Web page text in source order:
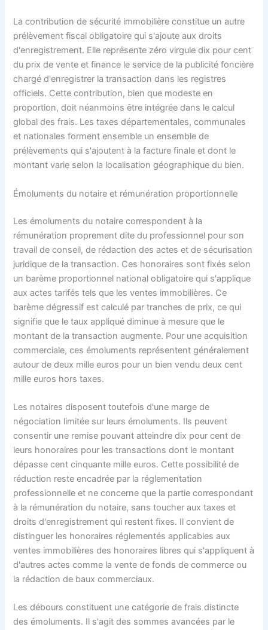
La contribution de sécurité immobilière constitue un autre
prélèvement fiscal obligatoire qui s'ajoute aux droits
d'enregistrement. Elle représente zéro virgule dix pour cent
du prix de vente et finance le service de la publicité foncière
chargé d'enregistrer la transaction dans les registres
officiels. Cette contribution, bien que modeste en
proportion, doit néanmoins être intégrée dans le calcul
global des frais. Les taxes départementales, communales
et nationales forment ensemble un ensemble de
prélèvements qui s'ajoutent à la facture finale et dont le
montant varie selon la localisation géographique du bien.
Émoluments du notaire et rémunération proportionnelle
Les émoluments du notaire correspondent à la
rémunération proprement dite du professionnel pour son
travail de conseil, de rédaction des actes et de sécurisation
juridique de la transaction. Ces honoraires sont fixés selon
un barème proportionnel national obligatoire qui s'applique
aux actes tarifés tels que les ventes immobilières. Ce
barème dégressif est calculé par tranches de prix, ce qui
signifie que le taux appliqué diminue à mesure que le
montant de la transaction augmente. Pour une acquisition
commerciale, ces émoluments représentent généralement
autour de deux mille euros pour un bien vendu deux cent
mille euros hors taxes.
Les notaires disposent toutefois d'une marge de
négociation limitée sur leurs émoluments. Ils peuvent
consentir une remise pouvant atteindre dix pour cent de
leurs honoraires pour les transactions dont le montant
dépasse cent cinquante mille euros. Cette possibilité de
réduction reste encadrée par la réglementation
professionnelle et ne concerne que la partie correspondant
à la rémunération du notaire, sans toucher aux taxes et
droits d'enregistrement qui restent fixes. Il convient de
distinguer les honoraires réglementés applicables aux
ventes immobilières des honoraires libres qui s'appliquent à
d'autres actes comme la vente de fonds de commerce ou
la rédaction de baux commerciaux.
Les débours constituent une catégorie de frais distincte
des émoluments. Il s'agit des sommes avancées par le